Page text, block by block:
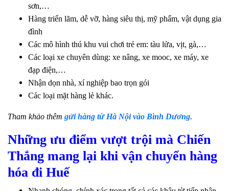
sơn,…
Hàng triển lãm, dễ vỡ, hàng siêu thị, mỹ phẩm, vật dụng gia
đình
Các mô hình thú khu vui chơi trẻ em: tàu lửa, vịt, gà,…
Các loại xe chuyên dùng: xe nâng, xe mooc, xe máy, xe
đạp điện,…
Nhận dọn nhà, xí nghiệp bao trọn gói
Các loại mặt hàng lẻ khác.
Tham khảo thêm gửi hàng từ Hà Nội vào Bình Dương.
Những ưu điểm vượt trội mà Chiến
Thắng mang lại khi vận chuyển hàng
hóa đi Huế